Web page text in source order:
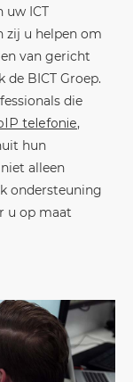
uw ICT
zij u helpen om
van gericht
BICT Groep.
die
telefonie,
hun
alleen
ondersteuning
u op maat